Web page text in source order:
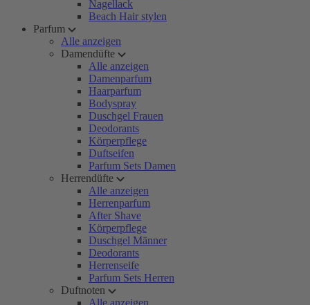
Nagellack
Beach Hair stylen
Parfum
Alle anzeigen
Damendüfte
Alle anzeigen
Damenparfum
Haarparfum
Bodyspray
Duschgel Frauen
Deodorants
Körperpflege
Duftseifen
Parfum Sets Damen
Herrendüfte
Alle anzeigen
Herrenparfum
After Shave
Körperpflege
Duschgel Männer
Deodorants
Herrenseife
Parfum Sets Herren
Duftnoten
Alle anzeigen